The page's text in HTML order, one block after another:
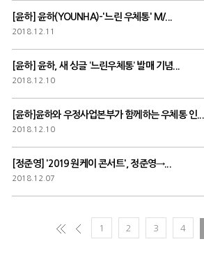
[윤하] 윤하(YOUNHA)-'느린 우체통' M/...
2018.12.11
[윤하] 윤하, 새 싱글 ‘느린우체통’ 발매 기념...
2018.12.10
[윤하]윤하와 우정사업본부가 함께하는 우체통 인...
2018.12.10
[정준영] '2019 원케이 콘서트', 정준영→...
2018.12.07
1 2 3 4